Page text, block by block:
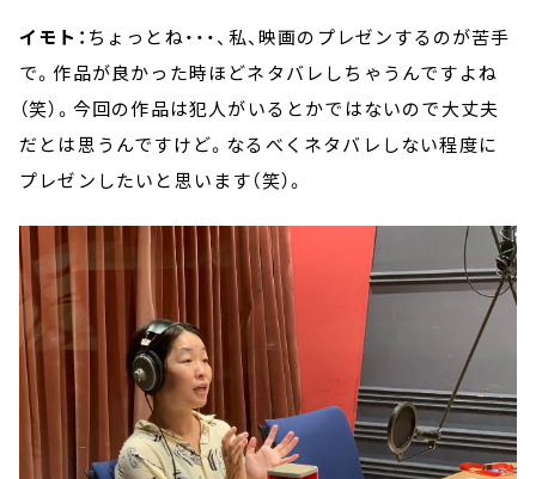
イモト： ちょっとね・・・、私、映画のプレゼンするのが苦手
で。作品が良かった時ほどネタバレしちゃうんですよね
（笑）。今回の作品は犯人がいるとかではないので大丈夫
だとは思うんですけど。なるべくネタバレしない程度に
プレゼンしたいと思います（笑）。